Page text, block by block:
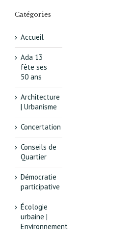
Catégories
Accueil
Ada 13
fête ses
50 ans
Architecture
| Urbanisme
Concertation
Conseils de
Quartier
Démocratie
participative
Écologie
urbaine |
Environnement